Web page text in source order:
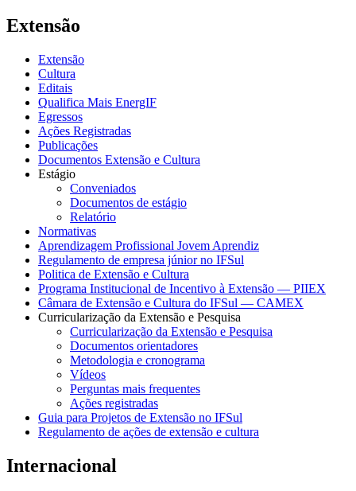
Extensão
Extensão
Cultura
Editais
Qualifica Mais EnergIF
Egressos
Ações Registradas
Publicações
Documentos Extensão e Cultura
Estágio
Conveniados
Documentos de estágio
Relatório
Normativas
Aprendizagem Profissional Jovem Aprendiz
Regulamento de empresa júnior no IFSul
Politica de Extensão e Cultura
Programa Institucional de Incentivo à Extensão — PIIEX
Câmara de Extensão e Cultura do IFSul — CAMEX
Curricularização da Extensão e Pesquisa
Curricularização da Extensão e Pesquisa
Documentos orientadores
Metodologia e cronograma
Vídeos
Perguntas mais frequentes
Ações registradas
Guia para Projetos de Extensão no IFSul
Regulamento de ações de extensão e cultura
Internacional